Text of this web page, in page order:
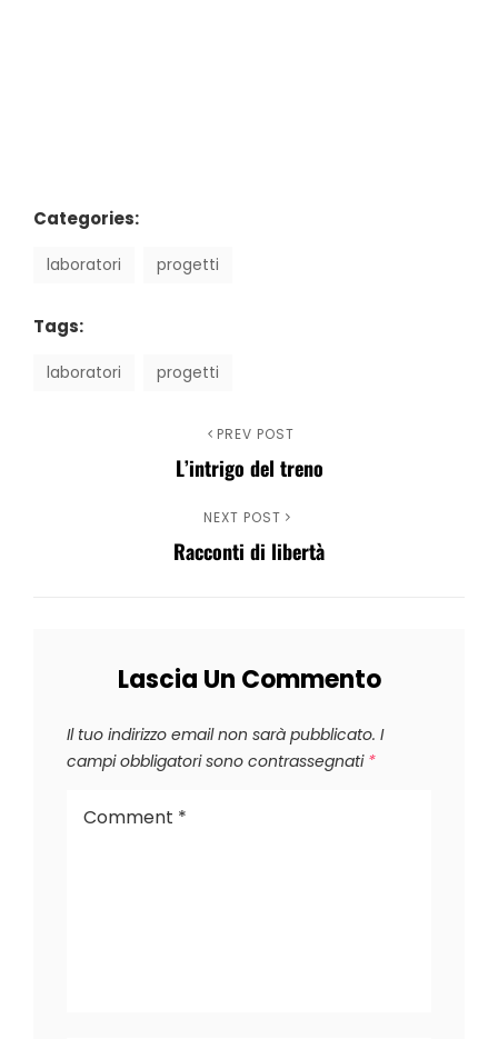
Categories:
laboratori progetti
Tags:
laboratori progetti
NavigazionePREV POST
L’intrigo del treno
NEXT POST
Racconti di libertà
Lascia Un Commento
Il tuo indirizzo email non sarà pubblicato. I
campi obbligatori sono contrassegnati *